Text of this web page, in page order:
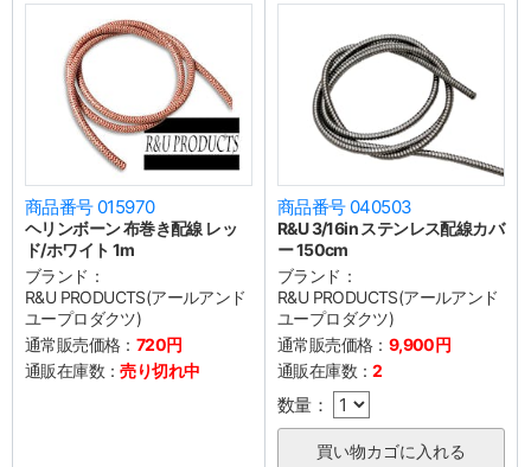
商品番号 015970
ヘリンボーン 布巻き配線 レッ
ド/ホワイト 1m
ブランド：
R&U PRODUCTS(アールアンド
ユープロダクツ)
通常販売価格： 720円
通販在庫数：売り切れ中
商品番号 040503
R&U 3/16in ステンレス配線カバ
ー 150cm
ブランド：
R&U PRODUCTS(アールアンド
ユープロダクツ)
通常販売価格： 9,900円
通販在庫数：2
数量：